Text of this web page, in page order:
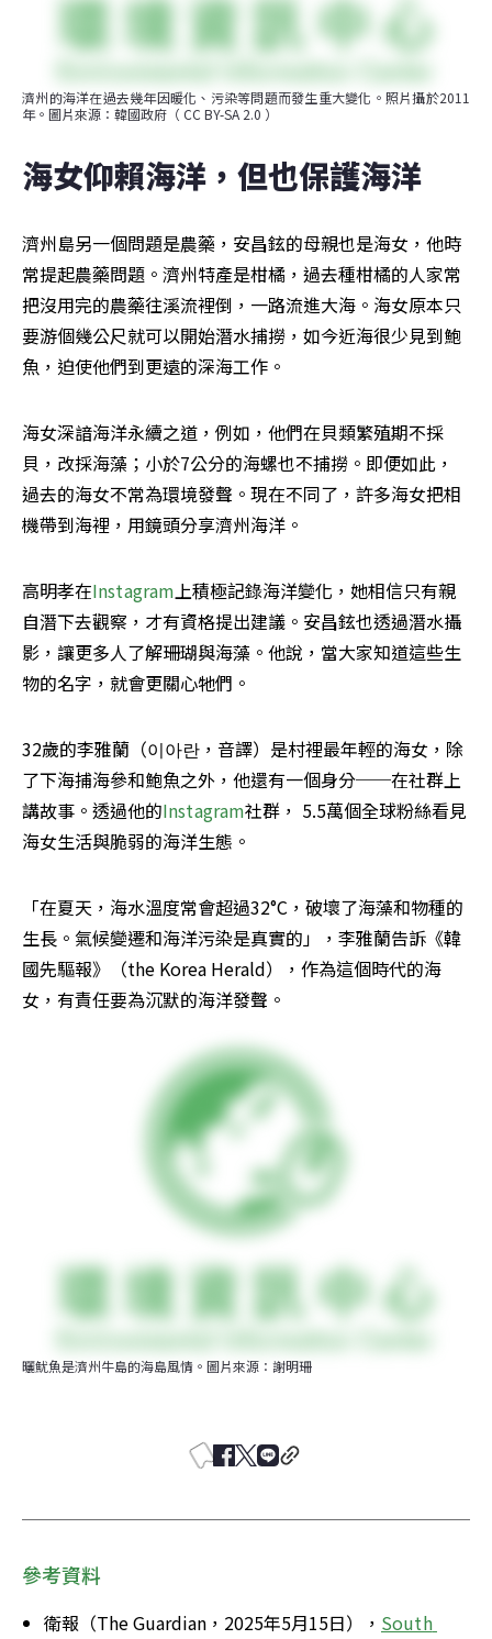
濟州的海洋在過去幾年因暖化、污染等問題而發生重大變化。照片攝於2011
年。圖片來源：韓國政府（ CC BY-SA 2.0 ）
海女仰賴海洋，但也保護海洋
濟州島另一個問題是農藥，安昌鉉的母親也是海女，他時
常提起農藥問題。濟州特產是柑橘，過去種柑橘的人家常
把沒用完的農藥往溪流裡倒，一路流進大海。海女原本只
要游個幾公尺就可以開始潛水捕撈，如今近海很少見到鮑
魚，迫使他們到更遠的深海工作。
海女深諳海洋永續之道，例如，他們在貝類繁殖期不採
貝，改採海藻；小於7公分的海螺也不捕撈。即便如此，
過去的海女不常為環境發聲。現在不同了，許多海女把相
機帶到海裡，用鏡頭分享濟州海洋。
高明孝在Instagram上積極記錄海洋變化，她相信只有親
自潛下去觀察，才有資格提出建議。安昌鉉也透過潛水攝
影，讓更多人了解珊瑚與海藻。他說，當大家知道這些生
物的名字，就會更關心牠們。
32歲的李雅蘭（이아란，音譯）是村裡最年輕的海女，除
了下海捕海參和鮑魚之外，他還有一個身分──在社群上
講故事。透過他的Instagram社群， 5.5萬個全球粉絲看見
海女生活與脆弱的海洋生態。
「在夏天，海水溫度常會超過32°C，破壞了海藻和物種的
生長。氣候變遷和海洋污染是真實的」，李雅蘭告訴《韓
國先驅報》（the Korea Herald），作為這個時代的海
女，有責任要為沉默的海洋發聲。
曬魷魚是濟州牛島的海島風情。圖片來源：謝明珊
參考資料
衛報（The Guardian，2025年5月15日）， South